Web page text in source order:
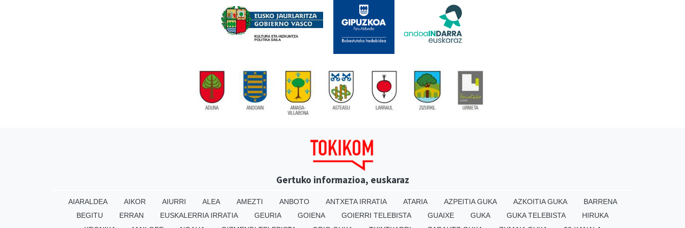
Gertuko informazioa, euskaraz
AIARALDEA AIKOR AIURRI ALEA AMEZTI ANBOTO ANTXETA IRRATIA ATARIA AZPEITIA GUKA AZKOITIA GUKA
BARRENA
BEGITU
ERRAN EUSKALERRIA IRRATIA GEURIA GOIENA GOIERRI TELEBISTA GUAIXE GUKA GUKA TELEBISTA
HIRUKA